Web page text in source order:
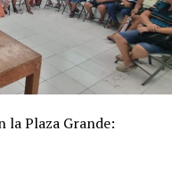
la Plaza Grande: